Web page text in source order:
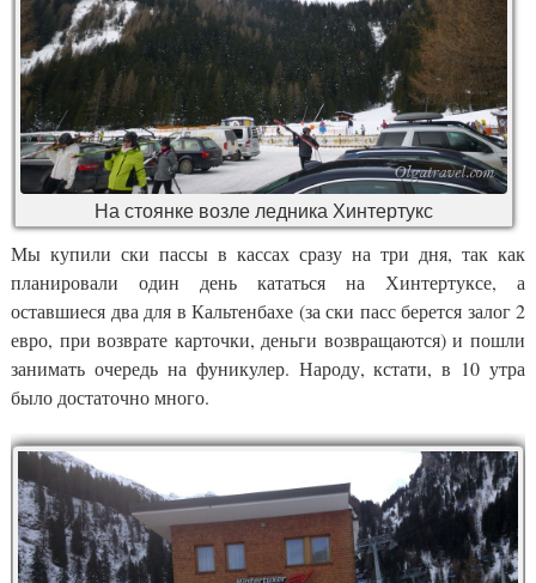
На стоянке возле ледника Хинтертукс
Мы купили ски пассы в кассах сразу на три дня, так как
планировали один день кататься на Хинтертуксе, а
оставшиеся два для в Кальтенбахе (за ски пасс берется залог 2
евро, при возврате карточки, деньги возвращаются) и пошли
занимать очередь на фуникулер. Народу, кстати, в 10 утра
было достаточно много.